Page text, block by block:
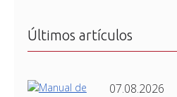
Últimos artículos
07.08.2026